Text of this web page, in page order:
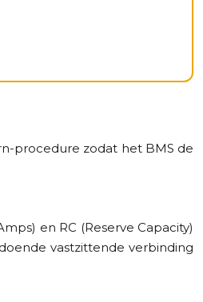
procedure zodat het BMS de
en RC (Reserve Capacity)
vastzittende verbinding